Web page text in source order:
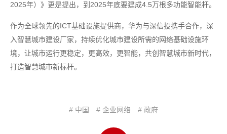
2025年）》更是提出，到2025年底要建成4.5万根多功能智能杆。
作为全球领先的ICT基础设施提供商，华为与深信投携手合作，深
入智慧城市建设厂家，持续优化城市建设所需的网络基础设施环
境，让城市运行更稳定，更高效，更智能，共创智慧城市新时代，
打造智慧城市新标杆。
# 中国 # 企业网络 # 政府